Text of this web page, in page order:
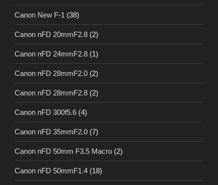
Canon New F-1 (38)
Canon nFD 20mmF2.8 (2)
Canon nFD 24mmF2.8 (1)
Canon nFD 28mmF2.0 (2)
Canon nFD 28mmF2.8 (2)
Canon nFD 300f5.6 (4)
Canon nFD 35mmF2.0 (7)
Canon nFD 50mm F3.5 Macro (2)
Canon nFD 50mmF1.4 (18)